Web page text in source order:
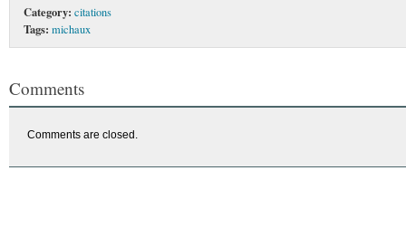
Category: citations
Tags: michaux
Comments
Comments are closed.